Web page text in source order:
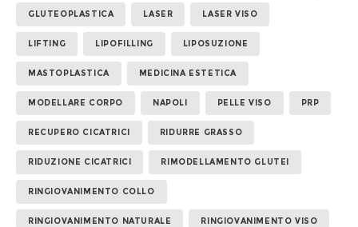
GLUTEOPLASTICA LASER LASER VISO
LIFTING LIPOFILLING LIPOSUZIONE
MASTOPLASTICA MEDICINA ESTETICA
MODELLARE CORPO NAPOLI PELLE VISO PRP
RECUPERO CICATRICI RIDURRE GRASSO
RIDUZIONE CICATRICI RIMODELLAMENTO GLUTEI
RINGIOVANIMENTO COLLO
RINGIOVANIMENTO NATURALE RINGIOVANIMENTO VISO